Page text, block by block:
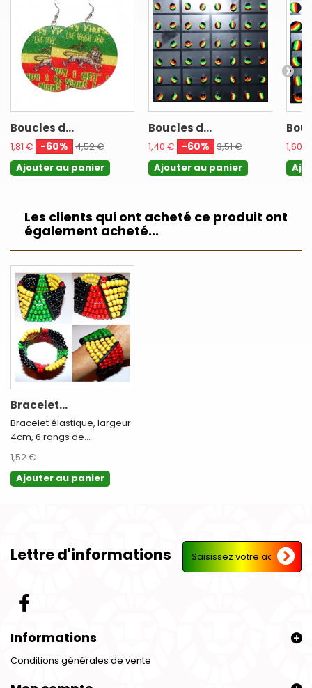
Boucles d...
1,81 € -60% 4,52 €
Ajouter au panier
Boucles d...
1,40 € -60% 3,51 €
Ajouter au panier
1,60 €
Les clients qui ont acheté ce produit ont
également acheté...
Bracelet...
Bracelet élastique, largeur
4cm, 6 rangs de...
1,52 €
Ajouter au panier
Lettre d'informations
Informations
Conditions générales de vente